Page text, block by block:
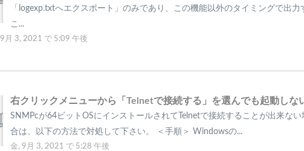
「logexp.txtへエクスポート」のみであり、この機能以外のタイミングで出力
こ...
月 3, 2021 で 5:09 午後
右クリックメニューから「Telnetで接続する」を選んでも起動しな
SNMPcが64ビットOSにインストールされてTelnetで接続することが出来ない
合は、以下の方法で対処して下さい。 ＜手順＞ Windowsの...
金, 9月 3, 2021 で 5:28 午後